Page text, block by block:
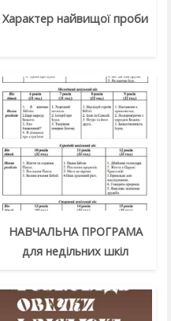
Характер найвищої проби
НАВЧАЛЬНА ПРОГРАМА
для недільних шкіл